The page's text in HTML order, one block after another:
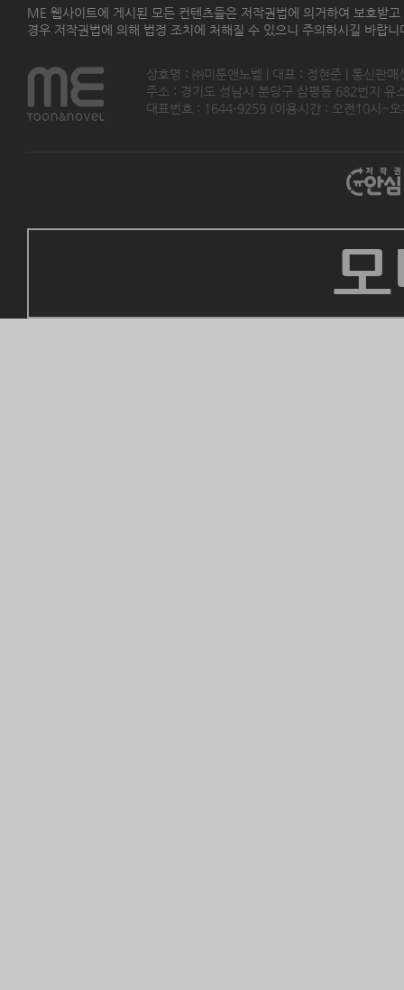
ME 웹사이트에 게시된 모든 컨텐츠들은 저작권법에 의거하여 보호받
경우 저작권법에 의해 법정 조치에 처해질 수 있으니 주의하시길 바랍니
상호명 : ㈜미툰앤노벨 | 대표 : 정현준 | 통신판
주소 : 경기도 성남시 분당구 삼평동 682번지
대표번호 : 1644-9259 (이용시간 : 오전10시~